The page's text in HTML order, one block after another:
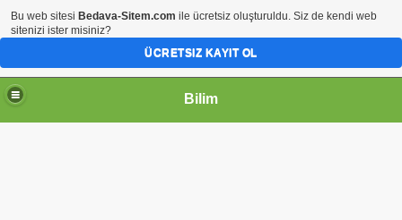
Bilim
Bu web sitesi Bedava-Sitem.com ile ücretsiz oluşturuldu. Siz de kendi web
sitenizi ister misiniz?
ÜCRETSIZ KAYIT OL